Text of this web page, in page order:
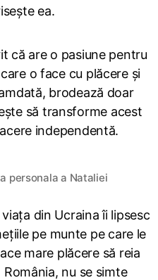
ea.
că are o pasiune pentru
o face cu plăcere și
brodează doar
să transforme acest
independentă.
personala a Nataliei
din Ucraina îi lipsesc
pe munte pe care le
mare plăcere să reia
nu se simte